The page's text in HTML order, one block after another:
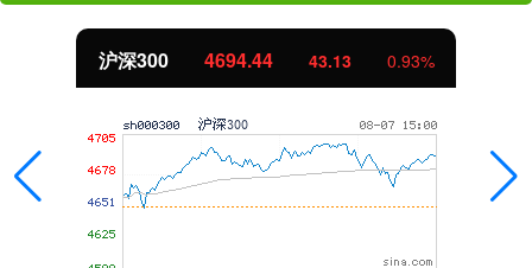
沪深300 4694.44 43.13 0.93%